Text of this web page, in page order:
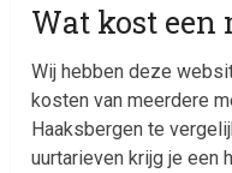
Wat kost een
Wij hebben deze
kosten van meerdere
Haaksbergen te
uurtarieven krijg je een